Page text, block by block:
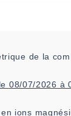
de la
08/07/2026 à
ions